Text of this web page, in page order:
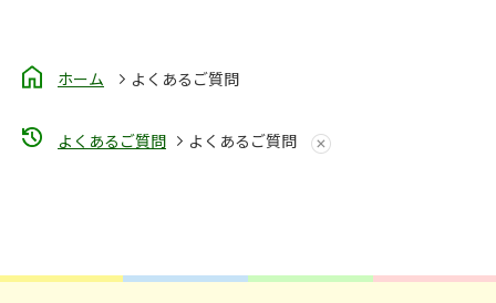
ホーム よくあるご質問
よくあるご質問 よくあるご質問